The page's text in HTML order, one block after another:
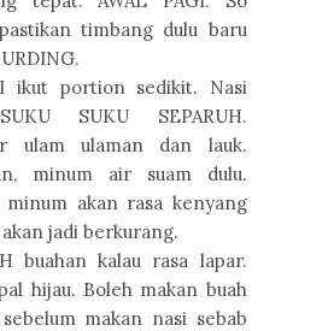
timbang dulu baru
ikut portion sedikit. Nasi
SUKU SEPARUH.
ulam ulaman dan lauk.
minum air suam dulu.
minum akan rasa kenyang
jadi berkurang.
buahan kalau rasa lapar.
hijau. Boleh makan buah
makan nasi sebab